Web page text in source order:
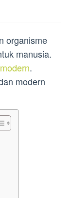
organisme
manusia.
.
modern